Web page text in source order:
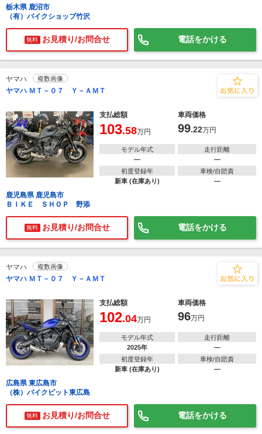
栃木県 鹿沼市
（有）バイクショップ竹沢
無料 お見積り/お問合せ 電話をかける
ヤマハ 複数画像
ヤマハ ＭＴ－０７ Ｙ－ＡＭＴ
支払総額 車両価格
103.58万円 99.22万円
モデル年式
―
走行距離
―
初度登録年
新車 (在庫あり)
車検/自賠責
―
鹿児島県 鹿児島市
ＢＩＫＥ ＳＨＯＰ 野添
無料 お見積り/お問合せ 電話をかける
ヤマハ 複数画像
ヤマハ ＭＴ－０７ Ｙ－ＡＭＴ
支払総額 車両価格
102.04万円 96万円
モデル年式
2025年
走行距離
―
初度登録年
新車 (在庫あり)
車検/自賠責
―
広島県 東広島市
（株）バイクピット東広島
無料 お見積り/お問合せ 電話をかける